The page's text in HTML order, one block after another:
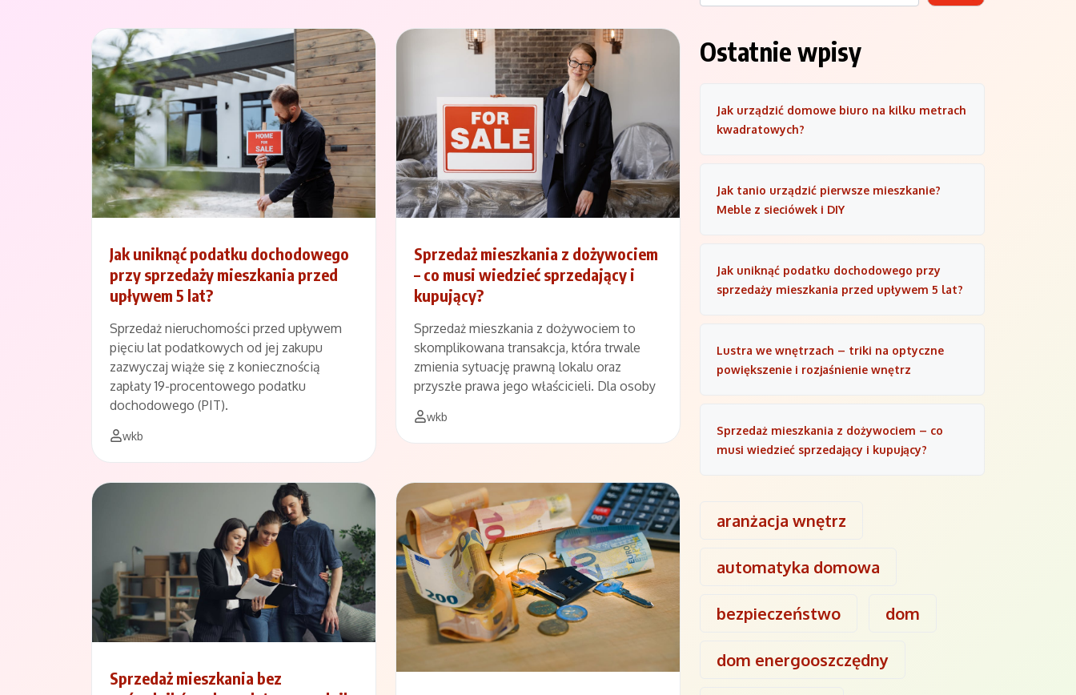
Jak uniknąć podatku dochodowego
przy sprzedaży mieszkania przed
upływem 5 lat?
Sprzedaż nieruchomości przed upływem
pięciu lat podatkowych od jej zakupu
zazwyczaj wiąże się z koniecznością
zapłaty 19-procentowego podatku
dochodowego (PIT).
wkb
Sprzedaż mieszkania z dożywociem
– co musi wiedzieć sprzedający i
kupujący?
Sprzedaż mieszkania z dożywociem to
skomplikowana transakcja, która trwale
zmienia sytuację prawną lokalu oraz
przyszłe prawa jego właścicieli. Dla osoby
wkb
Sprzedaż mieszkania bez
Ostatnie wpisy
Jak urządzić domowe biuro na kilku metrach
kwadratowych?
Jak tanio urządzić pierwsze mieszkanie?
Meble z sieciówek i DIY
Jak uniknąć podatku dochodowego przy
sprzedaży mieszkania przed upływem 5 lat?
Lustra we wnętrzach – triki na optyczne
powiększenie i rozjaśnienie wnętrz
Sprzedaż mieszkania z dożywociem – co
musi wiedzieć sprzedający i kupujący?
aranżacja wnętrz
automatyka domowa
bezpieczeństwo dom
dom energooszczędny